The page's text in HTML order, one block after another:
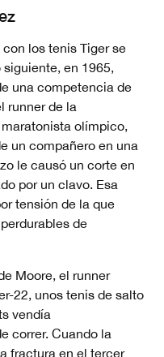
los tenis Tiger se
en 1965,
una competencia de
runner de la
olímpico,
un compañero en una
le causó un corte en
por un clavo. Esa
tensión de la que
de
Moore, el runner
22, unos tenis de salto
vendía
correr. Cuando la
fractura en el tercer